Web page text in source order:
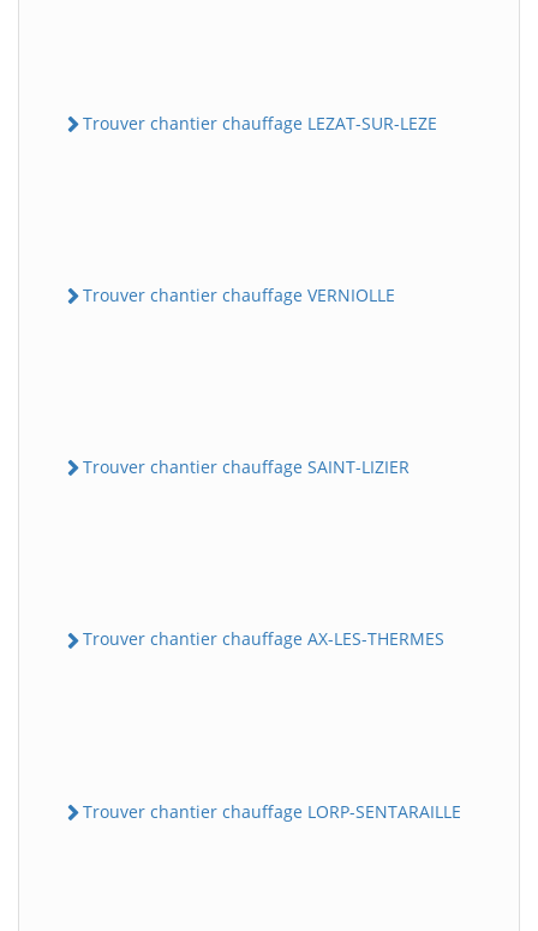
Trouver chantier chauffage LEZAT-SUR-LEZE
Trouver chantier chauffage VERNIOLLE
Trouver chantier chauffage SAINT-LIZIER
Trouver chantier chauffage AX-LES-THERMES
Trouver chantier chauffage LORP-SENTARAILLE